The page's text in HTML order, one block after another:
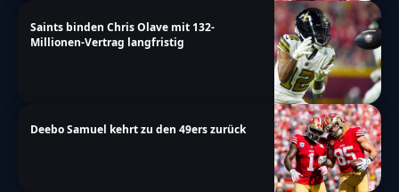
Saints binden Chris Olave mit 132-
Millionen-Vertrag langfristig
Deebo Samuel kehrt zu den 49ers zurück